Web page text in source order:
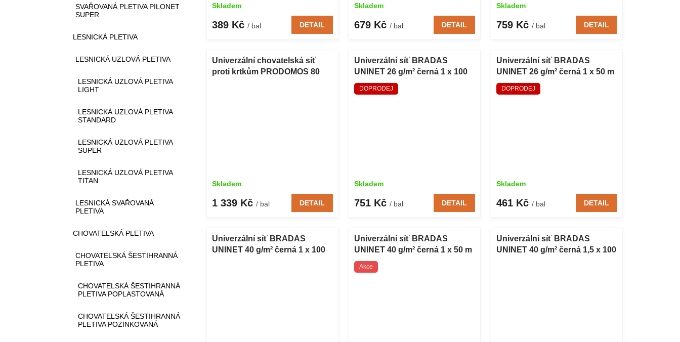
SVAŘOVANÁ PLETIVA PILONET
SUPER
LESNICKÁ PLETIVA
LESNICKÁ UZLOVÁ PLETIVA
LESNICKÁ UZLOVÁ PLETIVA
LIGHT
LESNICKÁ UZLOVÁ PLETIVA
STANDARD
LESNICKÁ UZLOVÁ PLETIVA
SUPER
LESNICKÁ UZLOVÁ PLETIVA
TITAN
LESNICKÁ SVAŘOVANÁ
PLETIVA
CHOVATELSKÁ PLETIVA
CHOVATELSKÁ ŠESTIHRANNÁ
PLETIVA
CHOVATELSKÁ ŠESTIHRANNÁ
PLETIVA POPLASTOVANÁ
CHOVATELSKÁ ŠESTIHRANNÁ
PLETIVA POZINKOVANÁ
Skladem
389 Kč / bal DETAIL
Skladem
679 Kč / bal DETAIL
Skladem
759 Kč / bal DETAIL
Univerzální chovatelská síť
proti krtkům PRODOMOS 80
Skladem
1 339 Kč / bal DETAIL
Univerzální síť BRADAS
UNINET 26 g/m² černá 1 x 100
m
DOPRODEJ
Skladem
751 Kč / bal DETAIL
Univerzální síť BRADAS
UNINET 26 g/m² černá 1 x 50 m
DOPRODEJ
Skladem
461 Kč / bal DETAIL
Univerzální síť BRADAS
UNINET 40 g/m² černá 1 x 100
Univerzální síť BRADAS
UNINET 40 g/m² černá 1 x 50 m
Akce
Univerzální síť BRADAS
UNINET 40 g/m² černá 1,5 x 100